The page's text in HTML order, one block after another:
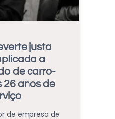
justa
a
de carro-
26 anos de
de empresa de